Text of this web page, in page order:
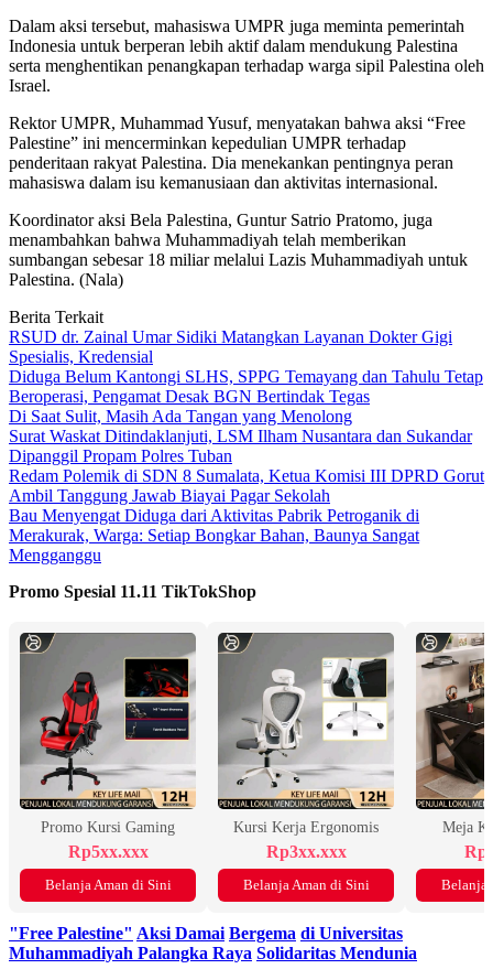
Dalam aksi tersebut, mahasiswa UMPR juga meminta pemerintah
Indonesia untuk berperan lebih aktif dalam mendukung Palestina
serta menghentikan penangkapan terhadap warga sipil Palestina oleh
Israel.
Rektor UMPR, Muhammad Yusuf, menyatakan bahwa aksi “Free
Palestine” ini mencerminkan kepedulian UMPR terhadap
penderitaan rakyat Palestina. Dia menekankan pentingnya peran
mahasiswa dalam isu kemanusiaan dan aktivitas internasional.
Koordinator aksi Bela Palestina, Guntur Satrio Pratomo, juga
menambahkan bahwa Muhammadiyah telah memberikan
sumbangan sebesar 18 miliar melalui Lazis Muhammadiyah untuk
Palestina. (Nala)
Berita Terkait
RSUD dr. Zainal Umar Sidiki Matangkan Layanan Dokter Gigi
Spesialis, Kredensial
Diduga Belum Kantongi SLHS, SPPG Temayang dan Tahulu Tetap
Beroperasi, Pengamat Desak BGN Bertindak Tegas
Di Saat Sulit, Masih Ada Tangan yang Menolong
Surat Waskat Ditindaklanjuti, LSM Ilham Nusantara dan Sukandar
Dipanggil Propam Polres Tuban
Redam Polemik di SDN 8 Sumalata, Ketua Komisi III DPRD Gorut
Ambil Tanggung Jawab Biayai Pagar Sekolah
Bau Menyengat Diduga dari Aktivitas Pabrik Petroganik di
Merakurak, Warga: Setiap Bongkar Bahan, Baunya Sangat
Mengganggu
Promo Spesial 11.11 TikTokShop
Promo Kursi Gaming
Rp5xx.xxx
Belanja Aman di Sini
Kursi Kerja Ergonomis
Rp3xx.xxx
Belanja Aman di Sini
Meja
Belanja
"Free Palestine" Aksi Damai Bergema di Universitas
Muhammadiyah Palangka Raya Solidaritas Mendunia